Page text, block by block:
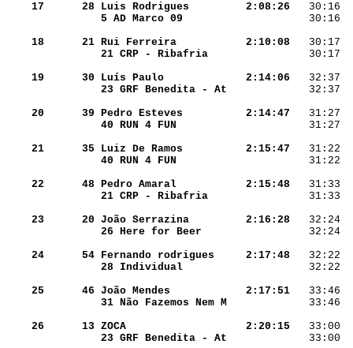
    17
     28
Luis Rodrigues
  2:08:26
30:16
5 AD Marco 09
30:16
    18
     21
Rui Ferreira
  2:10:08
30:17
21 CRP - Ribafria
30:17
    19
     30
Luís Paulo
  2:14:06
32:37
23 GRF Benedita - At
32:37
    20
     39
Pedro Esteves
  2:14:47
31:27
40 RUN 4 FUN
31:27
    21
     35
Luiz De Ramos
  2:15:47
31:22
40 RUN 4 FUN
31:22
    22
     48
Pedro Amaral
  2:15:48
31:33
21 CRP - Ribafria
31:33
    23
     20
João Serrazina
  2:16:28
32:24
26 Here for Beer
32:24
    24
     54
Fernando rodrigues
  2:17:48
32:22
28 Individual
32:22
    25
     46
João Mendes
  2:17:51
33:46
31 Não Fazemos Nem M
33:46
    26
     13
ZOCA
  2:20:15
33:00
23 GRF Benedita - At
33:00